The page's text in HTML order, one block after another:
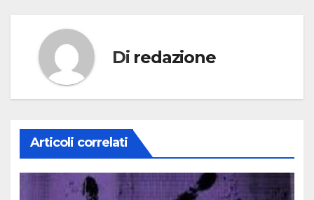
Di redazione
Articoli correlati